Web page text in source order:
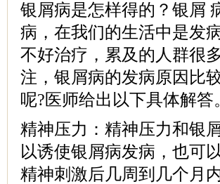
银屑病是怎样得的？银屑
病，在我们的生活中是发
不好治疗，累及的人群很
注，银屑病的发病原因比
呢?医师给出以下具体解答
精神压力：精神压力和银
以诱使银屑病发病，也可
精神刺激后几周到几个月内